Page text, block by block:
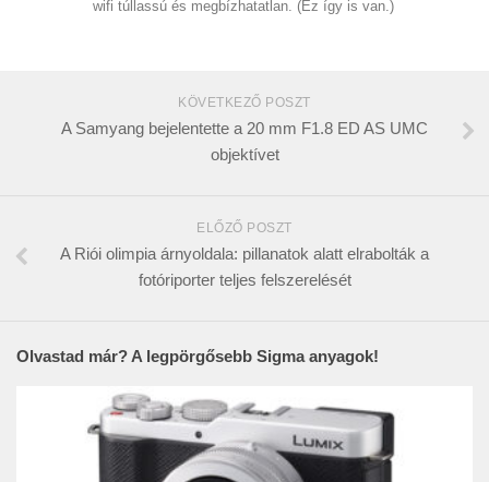
wifi túllassú és megbízhatatlan. (Ez így is van.)
KÖVETKEZŐ POSZT
A Samyang bejelentette a 20 mm F1.8 ED AS UMC
objektívet
ELŐZŐ POSZT
A Riói olimpia árnyoldala: pillanatok alatt elrabolták a
fotóriporter teljes felszerelését
Olvastad már? A legpörgősebb Sigma anyagok!